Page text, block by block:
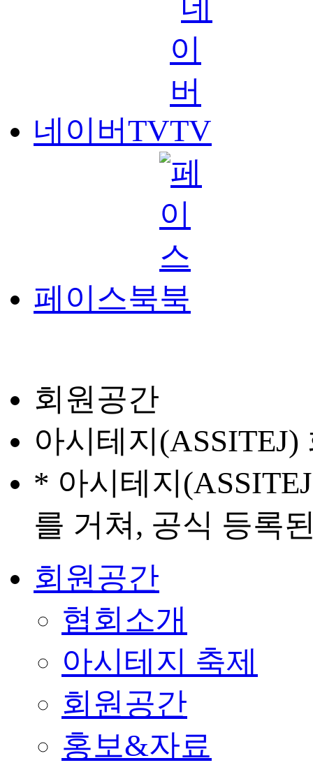
네이버TV
페이스북
회원공간
아시테지
* 아시테지
를 거쳐, 공식 등록
회원공간
협회소개
아시테지 축제
회원공간
홍보&자료